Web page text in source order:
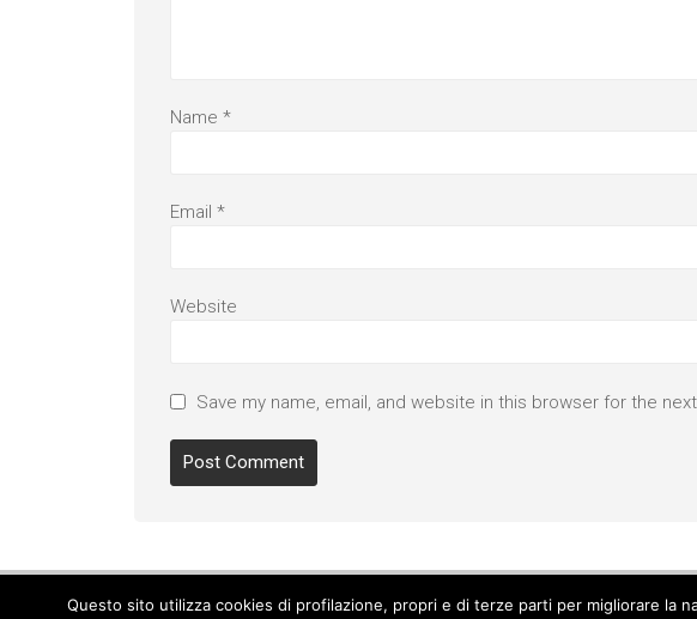
Name *
Email *
Website
Save my name, email, and website in this browser for the
Questo sito utilizza cookies di profilazione, propri e di terze parti per migliorare la